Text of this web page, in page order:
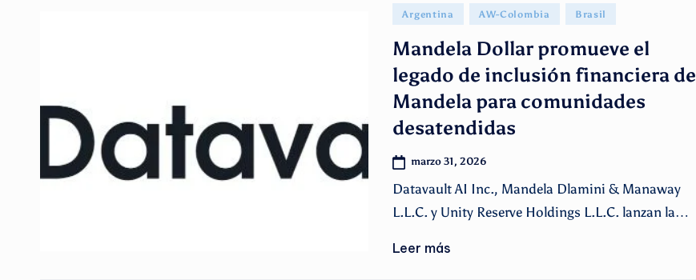
Publicado
Argentina AW-Colombia Brasil
Mandela Dollar promueve el
legado de inclusión financiera de
Mandela para comunidades
desatendidas
marzo 31, 2026
Datavault AI Inc., Mandela Dlamini & Manaway
L.L.C. y Unity Reserve Holdings L.L.C. lanzan la…
Leer más